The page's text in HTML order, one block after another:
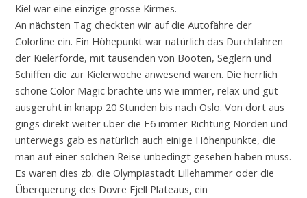
Kiel war eine einzige grosse Kirmes.
An nächsten Tag checkten wir auf die Autofähre der
Colorline ein. Ein Höhepunkt war natürlich das Durchfahren
der Kielerförde, mit tausenden von Booten, Seglern und
Schiffen die zur Kielerwoche anwesend waren. Die herrlich
schöne Color Magic brachte uns wie immer, relax und gut
ausgeruht in knapp 20 Stunden bis nach Oslo. Von dort aus
gings direkt weiter über die E6 immer Richtung Norden und
unterwegs gab es natürlich auch einige Höhenpunkte, die
man auf einer solchen Reise unbedingt gesehen haben muss.
Es waren dies zb. die Olympiastadt Lillehammer oder die
Überquerung des Dovre Fjell Plateaus, ein